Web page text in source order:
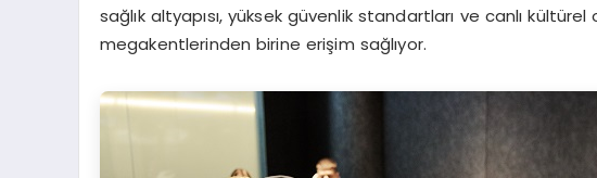
sağlık altyapısı, yüksek güvenlik standartları ve canlı
megakentlerinden birine erişim sağlıyor.